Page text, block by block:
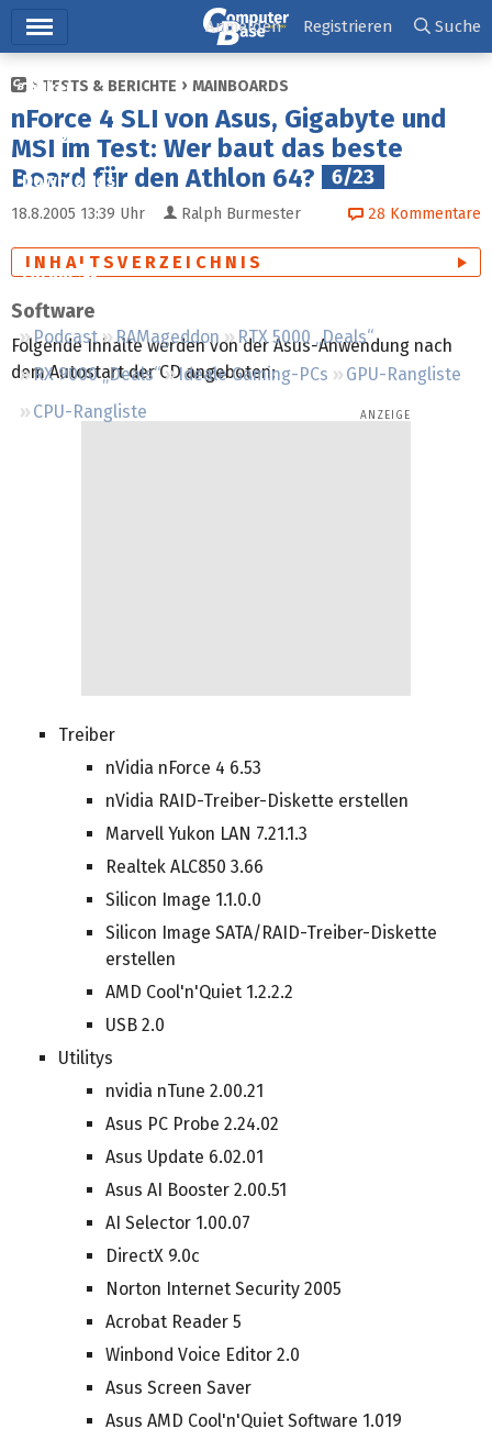
Ticker
Tests
Downloads
Forum
Podcast RAMageddon
RTX 5000 „Deals“
RX 9000 „Deals“
Ideale Gaming-PCs
GPU-Rangliste
CPU-Rangliste
Anmelden Registrieren Suche
TESTS & BERICHTE MAINBOARDS
nForce 4 SLI von Asus, Gigabyte und
MSI im Test: Wer baut das beste
Board für den Athlon 64?
6/23
18.8.2005 13:39 Uhr Ralph Burmester 28 Kommentare
INHALTSVERZEICHNIS
Software
Folgende Inhalte werden von der Asus-Anwendung nach
dem Autostart der CD angeboten:
Treiber
nVidia nForce 4 6.53
nVidia RAID-Treiber-Diskette erstellen
Marvell Yukon LAN 7.21.1.3
Realtek ALC850 3.66
Silicon Image 1.1.0.0
Silicon Image SATA/RAID-Treiber-Diskette
erstellen
AMD Cool'n'Quiet 1.2.2.2
USB 2.0
Utilitys
nvidia nTune 2.00.21
Asus PC Probe 2.24.02
Asus Update 6.02.01
Asus AI Booster 2.00.51
AI Selector 1.00.07
DirectX 9.0c
Norton Internet Security 2005
Acrobat Reader 5
Winbond Voice Editor 2.0
Asus Screen Saver
Asus AMD Cool'n'Quiet Software 1.019